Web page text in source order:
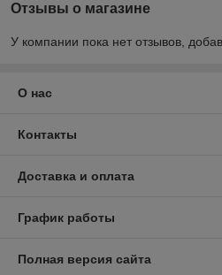
Отзывы о магазине
У компании пока нет отзывов,
О нас
Контакты
Доставка и оплата
График работы
Полная версия сайта